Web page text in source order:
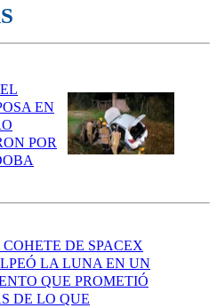
EN
POR
DE SPACEX
LA LUNA EN UN
QUE PROMETIÓ
DE LO QUE